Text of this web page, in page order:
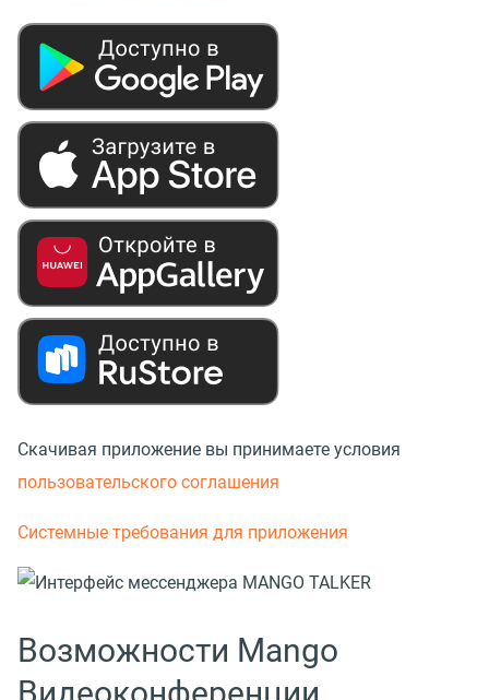
Скачивая приложение вы принимаете условия
пользовательского соглашения
Системные требования для приложения
Возможности Mango